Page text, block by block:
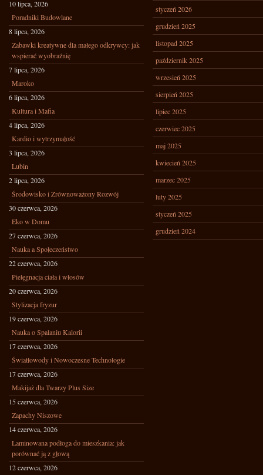
10 lipca, 2026
Poradniki Budowlane
8 lipca, 2026
Zabawki kreatywne dla małego odkrywcy: jak
wspierać wyobraźnię
7 lipca, 2026
Maroko
6 lipca, 2026
Kultura i Mafia
4 lipca, 2026
Kardio i wytrzymałość
3 lipca, 2026
Lubin
2 lipca, 2026
Środowisko i Zrównoważony Rozwój
30 czerwca, 2026
Eko w Domu
27 czerwca, 2026
Nauka a Społeczeństwo
22 czerwca, 2026
Pielęgnacja ciała i włosów
20 czerwca, 2026
Stylizacja fryzur
19 czerwca, 2026
Nauka o Spalaniu Kalorii
17 czerwca, 2026
Światłowody i Nowoczesne Technologie
17 czerwca, 2026
Makijaż dla Twarzy Plus Size
15 czerwca, 2026
Zapachy Niszowe
14 czerwca, 2026
Laminowana podłoga do mieszkania: jak
porównać ją z głową
12 czerwca, 2026
styczeń 2026
grudzień 2025
listopad 2025
październik 2025
wrzesień 2025
sierpień 2025
lipiec 2025
czerwiec 2025
maj 2025
kwiecień 2025
marzec 2025
luty 2025
styczeń 2025
grudzień 2024